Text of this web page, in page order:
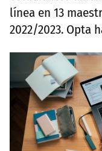
línea en 13
2022/2023. Opta